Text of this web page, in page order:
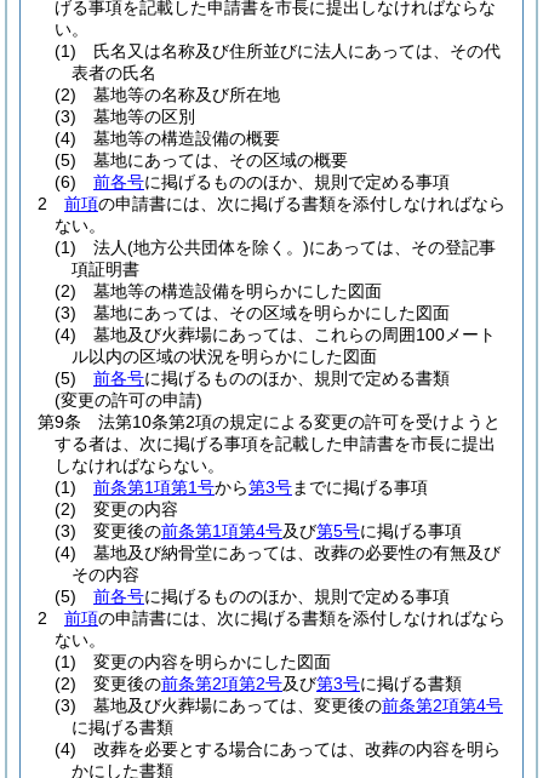
げる事項を記載した申請書を市長に提出しなければならな
い。
(1)
氏名又は名称及び住所並びに法人にあっては、その代
表者の氏名
(2)
墓地等の名称及び所在地
(3)
墓地等の区別
(4)
墓地等の構造設備の概要
(5)
墓地にあっては、その区域の概要
(6)
前各号に掲げるもののほか、規則で定める事項
2
前項の申請書には、次に掲げる書類を添付しなければなら
ない。
(1)
法人(地方公共団体を除く。)にあっては、その登記事
項証明書
(2)
墓地等の構造設備を明らかにした図面
(3)
墓地にあっては、その区域を明らかにした図面
(4)
墓地及び火葬場にあっては、これらの周囲100メート
ル以内の区域の状況を明らかにした図面
(5)
前各号に掲げるもののほか、規則で定める書類
(変更の許可の申請)
第9条
法第10条第2項の規定による変更の許可を受けようと
する者は、次に掲げる事項を記載した申請書を市長に提出
しなければならない。
(1)
前条第1項第1号から第3号までに掲げる事項
(2)
変更の内容
(3)
変更後の前条第1項第4号及び第5号に掲げる事項
(4)
墓地及び納骨堂にあっては、改葬の必要性の有無及び
その内容
(5)
前各号に掲げるもののほか、規則で定める事項
2
前項の申請書には、次に掲げる書類を添付しなければなら
ない。
(1)
変更の内容を明らかにした図面
(2)
変更後の前条第2項第2号及び第3号に掲げる書類
(3)
墓地及び火葬場にあっては、変更後の前条第2項第4号
に掲げる書類
(4)
改葬を必要とする場合にあっては、改葬の内容を明ら
かにした書類